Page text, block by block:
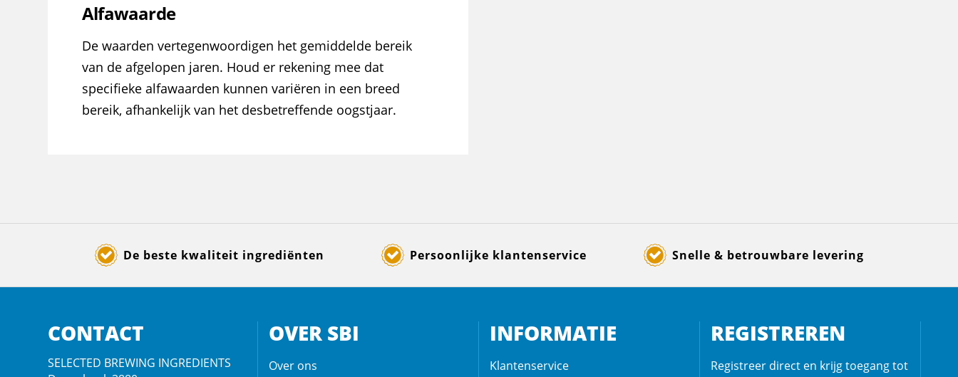
Alfawaarde
De waarden vertegenwoordigen het gemiddelde bereik
van de afgelopen jaren. Houd er rekening mee dat
specifieke alfawaarden kunnen variëren in een breed
bereik, afhankelijk van het desbetreffende oogstjaar.
De beste kwaliteit ingrediënten Persoonlijke klantenservice Snelle & betrouwbare levering
CONTACT
SELECTED BREWING INGREDIENTS
OVER SBI
Over ons
INFORMATIE
Klantenservice
REGISTREREN
Registreer direct en krijg toegang tot